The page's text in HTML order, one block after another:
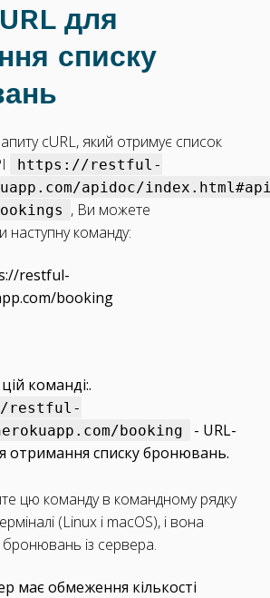
для
списку
cURL, який отримує список
https://restful-
apidoc/
, Ви можете
наступну команду:
restful-
booking
цій команді:.
restful-
booking
- URL-
отримання списку бронювань.
цю команду в командному рядку
(Linux і macOS), і вона
із сервера.
має обмеження кількості